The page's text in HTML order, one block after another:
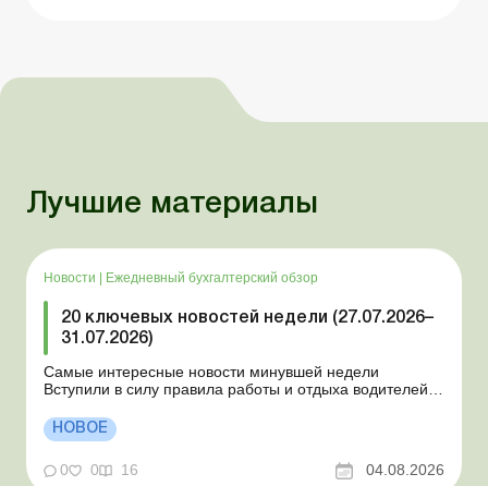
Лучшие материалы
Новости | Ежедневный бухгалтерский обзор
20 ключевых новостей недели (27.07.2026–
31.07.2026)
Самые интересные новости минувшей недели
Вступили в силу правила работы и отдыха водителей
положении Для сельхозпредприятий и ФЛП введены
новые разовые статистические формы Со 2 августа
изменяется порядок зачисления отдельных периодов
работы в стр...
НОВОЕ
0 0 16 04.08.2026